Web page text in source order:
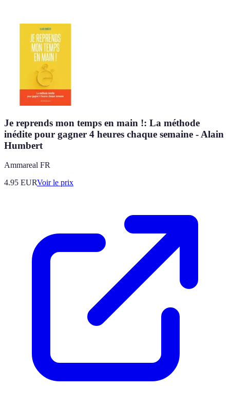
Je reprends mon temps en main !: La méthode
inédite pour gagner 4 heures chaque semaine - Alain
Humbert
Ammareal FR
4.95 EURVoir le prix